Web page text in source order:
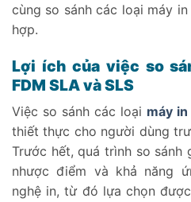
cùng so sánh các loại máy
hợp.
Lợi ích của việc so
FDM SLA và SLS
Việc so sánh các loại máy in
thiết thực cho người dùng
Trước hết, quá trình so sánh
nhược điểm và khả năng
nghệ in, từ đó lựa chọn